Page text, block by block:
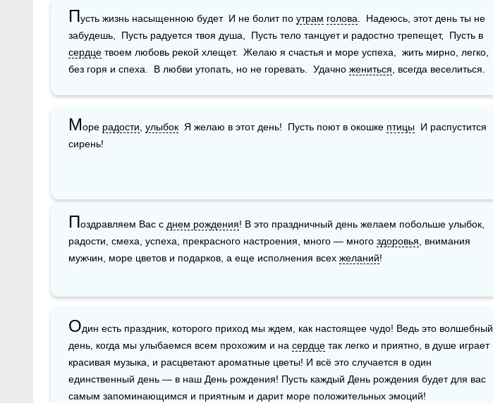
Пусть жизнь насыщенною будет  И не болит по утрам голова .  Надеюсь, этот день ты не
сердце твоем любовь рекой хлещет.  Желаю я счастья и море успеха,  жить мирно, легко,
без горя и спеха.  В любви утопать, но не горевать.  Удачно жениться , всегда веселиться.
Море радости улыбок
  Я желаю в этот день!  Пусть поют в окошке
птицы
  И распустится
сирень!
Поздравляем Вас с днем рождения! В это праздничный день желаем побольше улыбок,
радости, смеха, успеха, прекрасного настроения, много — много здоровья , внимания
мужчин, море цветов и подарков, а еще исполнения всех желаний!
Один есть праздник, которого приход мы ждем, как настоящее чудо! Ведь это волшебный
день, когда мы улыбаемся всем прохожим и на сердце так легко и приятно, в душе играет
красивая музыка, и расцветают ароматные цветы! И всё это случается в один
единственный день — в наш День рождения! Пусть каждый День рождения будет для вас
самым запоминающимся и приятным и дарит море положительных эмоций!